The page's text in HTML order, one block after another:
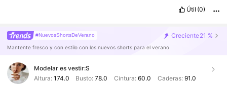
Útil (0)
#NuevosShortsDeVerano Creciente21 %
Mantente fresco y con estilo con los nuevos shorts para el verano.
Modelar es vestir:S
Altura: 174.0 Busto:78.0 Cintura: 60.0 Caderas: 91.0